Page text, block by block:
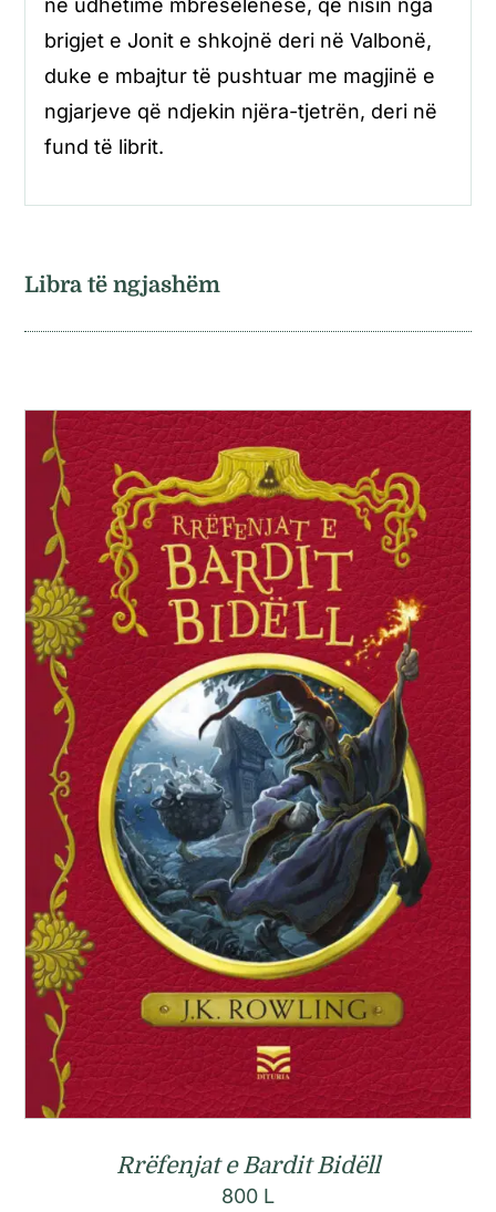
brigjet e Jonit e shkojnë deri në Valbonë,
duke e mbajtur të pushtuar me magjinë e
ngjarjeve që ndjekin njëra-tjetrën, deri në
fund të librit.
Libra të ngjashëm
Rrëfenjat e Bardit Bidëll
800 L